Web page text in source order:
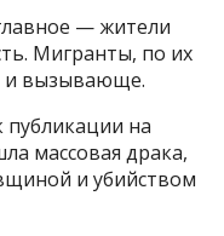
— жители
Мигранты, по их
и вызывающе.
публикации на
массовая драка,
и убийством